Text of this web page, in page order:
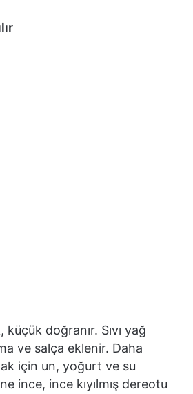
doğranır. Sıvı yağ
ve salça eklenir. Daha
için un, yoğurt ve su
ince, ince kıyılmış dereotu